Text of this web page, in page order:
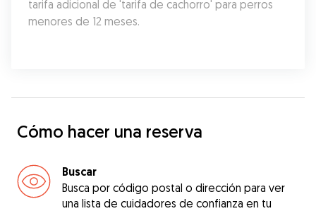
tarifa adicional de 'tarifa de cachorro' para perros
menores de 12 meses.
Cómo hacer una reserva
Buscar
Busca por código postal o dirección para ver
una lista de cuidadores de confianza en tu